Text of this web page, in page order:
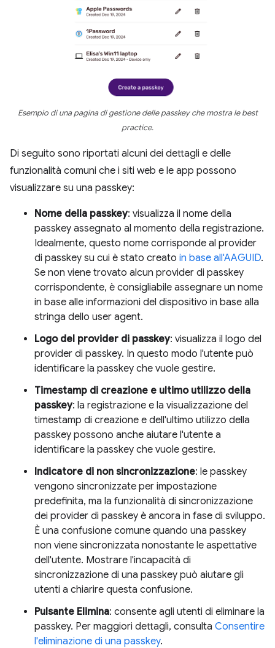
Esempio di una pagina di gestione delle passkey che mostra le best
practice.
Di seguito sono riportati alcuni dei dettagli e delle
funzionalità comuni che i siti web e le app possono
visualizzare su una passkey:
Nome della passkey: visualizza il nome della
passkey assegnato al momento della registrazione.
Idealmente, questo nome corrisponde al provider
di passkey su cui è stato creato in base all'AAGUID.
Se non viene trovato alcun provider di passkey
corrispondente, è consigliabile assegnare un nome
in base alle informazioni del dispositivo in base alla
stringa dello user agent.
Logo del provider di passkey: visualizza il logo del
provider di passkey. In questo modo l'utente può
identificare la passkey che vuole gestire.
Timestamp di creazione e ultimo utilizzo della
passkey: la registrazione e la visualizzazione del
timestamp di creazione e dell'ultimo utilizzo della
passkey possono anche aiutare l'utente a
identificare la passkey che vuole gestire.
Indicatore di non sincronizzazione: le passkey
vengono sincronizzate per impostazione
predefinita, ma la funzionalità di sincronizzazione
dei provider di passkey è ancora in fase di sviluppo.
È una confusione comune quando una passkey
non viene sincronizzata nonostante le aspettative
dell'utente. Mostrare l'incapacità di
sincronizzazione di una passkey può aiutare gli
utenti a chiarire questa confusione.
Pulsante Elimina: consente agli utenti di eliminare la
passkey. Per maggiori dettagli, consulta Consentire
l'eliminazione di una passkey.